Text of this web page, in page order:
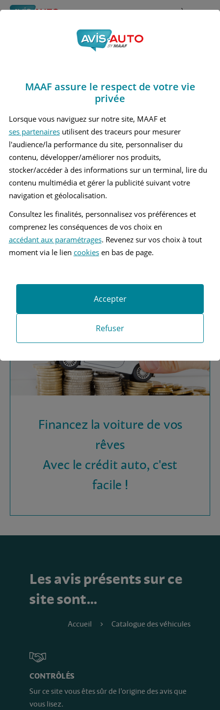
Rechercher À propos
Obtenir un devis d'assurance auto MAAF
Avis Ford Maverick
FORD MAVERICK 1 4 X 4
Vous recherchez une
Obtenez vos devis MAAF
Financez la voiture de vos
rêves
Avec le crédit auto, c'est
facile !
Les avis présents sur ce
site sont…
Accueil Catalogue des véhicules
CONTRÔLÉS
Sur ce site vous êtes sûr de l’origine des avis que
vous lisez.
MAAF assure le respect de votre vie
privée
Lorsque vous naviguez sur notre site, MAAF et
ses partenairesutilisent des traceurs pour mesurer
l'audience/la performance du site, personnaliser du
contenu, développer/améliorer nos produits,
stocker/accéder à des informations sur un terminal, lire du
contenu multimédia et gérer la publicité suivant votre
navigation et géolocalisation.
Consultez les finalités, personnalisez vos préférences et
comprenez les conséquences de vos choix en
accédant aux paramétrages. Revenez sur vos choix à tout
moment via le lien cookiesen bas de page.
Refuser
Accepter